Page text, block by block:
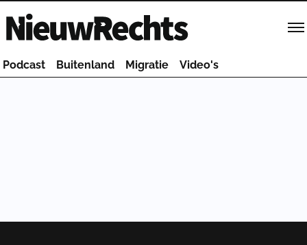
Homepage van NieuwRechts
Podcast Buitenland Migratie Video's